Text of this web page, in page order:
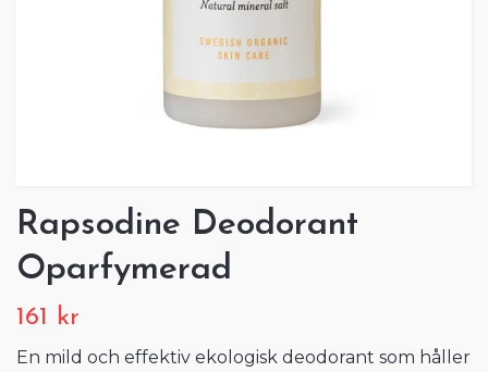
Rapsodine Deodorant
Oparfymerad
161 kr
En mild och effektiv ekologisk deodorant som håller